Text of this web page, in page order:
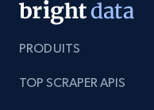
PRODUITS
TOP SCRAPER APIS